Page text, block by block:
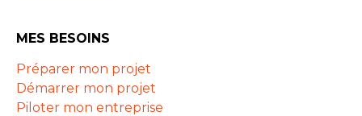
MES BESOINS
Préparer mon projet
Démarrer mon projet
Piloter mon entreprise